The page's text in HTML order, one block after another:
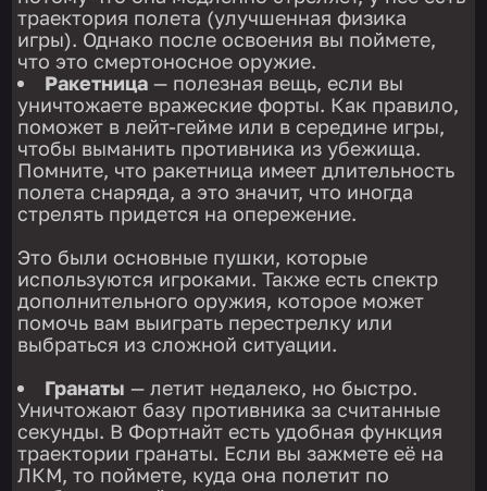
траектория полета (улучшенная физика
игры). Однако после освоения вы поймете,
что это смертоносное оружие.
Ракетница — полезная вещь, если вы
уничтожаете вражеские форты. Как правило,
поможет в лейт-гейме или в середине игры,
чтобы выманить противника из убежища.
Помните, что ракетница имеет длительность
полета снаряда, а это значит, что иногда
стрелять придется на опережение.
Это были основные пушки, которые
используются игроками. Также есть спектр
дополнительного оружия, которое может
помочь вам выиграть перестрелку или
выбраться из сложной ситуации.
Гранаты — летит недалеко, но быстро.
Уничтожают базу противника за считанные
секунды. В Фортнайт есть удобная функция
траектории гранаты. Если вы зажмете её на
ЛКМ, то поймете, куда она полетит по